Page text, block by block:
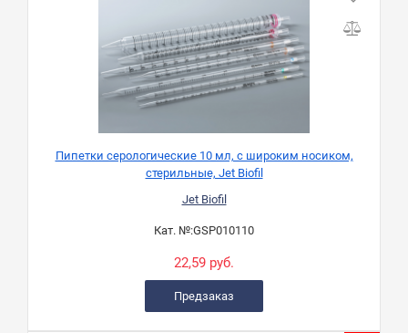
Пипетки серологические 10 мл, с широким носиком,
стерильные, Jet Biofil
Jet Biofil
Кат. №:GSP010110
22,59 руб.
Предзаказ